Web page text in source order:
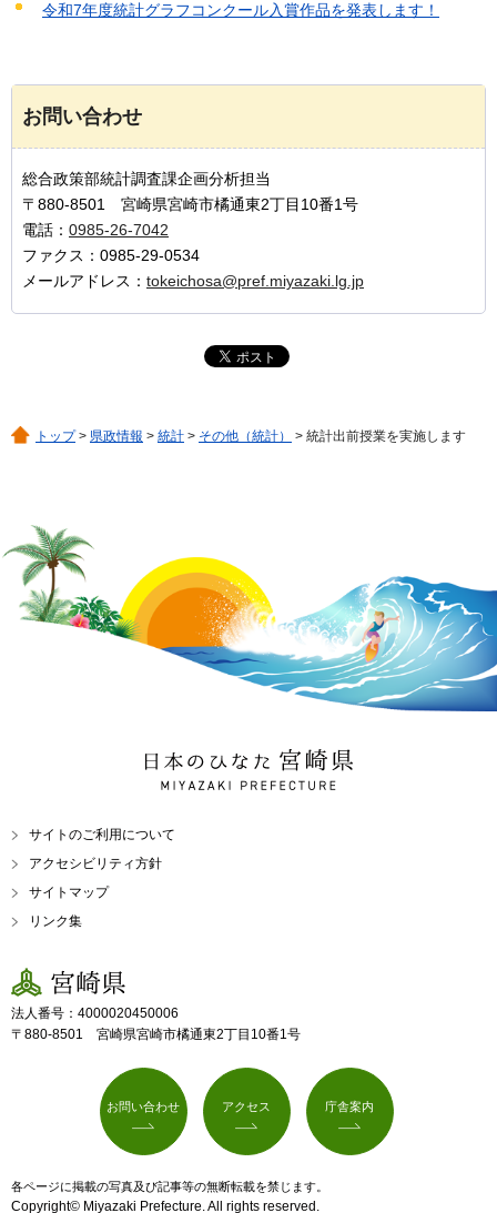
令和7年度統計グラフコンクール入賞作品を発表します！
お問い合わせ
総合政策部統計調査課企画分析担当
〒880-8501 宮崎県宮崎市橘通東2丁目10番1号
電話： 0985-26-7042
ファクス：0985-29-0534
メールアドレス： tokeichosa@pref.miyazaki.lg.jp
トップ> 県政情報 > 統計 > その他（統計） > 統計出前授業を実施します
日本のひなた 宮崎県
MIYAZAKI PREFECTURE
サイトのご利用について
アクセシビリティ方針
サイトマップ
リンク集
宮崎県
法人番号：4000020450006
〒880-8501 宮崎県宮崎市橘通東2丁目10番1号
お問い合わせ アクセス 庁舎案内
各ページに掲載の写真及び記事等の無断転載を禁じます。
Copyright© Miyazaki Prefecture. All rights reserved.